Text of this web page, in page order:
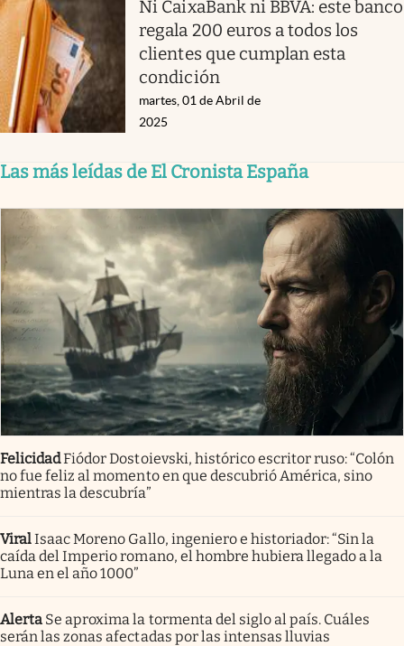
Ni CaixaBank ni BBVA: este banco
regala 200 euros a todos los
clientes que cumplan esta
condición
martes, 01 de Abril de
2025
Las más leídas de El Cronista España
FelicidadFiódor Dostoievski, histórico escritor ruso: “Colón
no fue feliz al momento en que descubrió América, sino
mientras la descubría”
ViralIsaac Moreno Gallo, ingeniero e historiador: “Sin la
caída del Imperio romano, el hombre hubiera llegado a la
Luna en el año 1000”
Alerta Se aproxima la tormenta del siglo al país. Cuáles
serán las zonas afectadas por las intensas lluvias